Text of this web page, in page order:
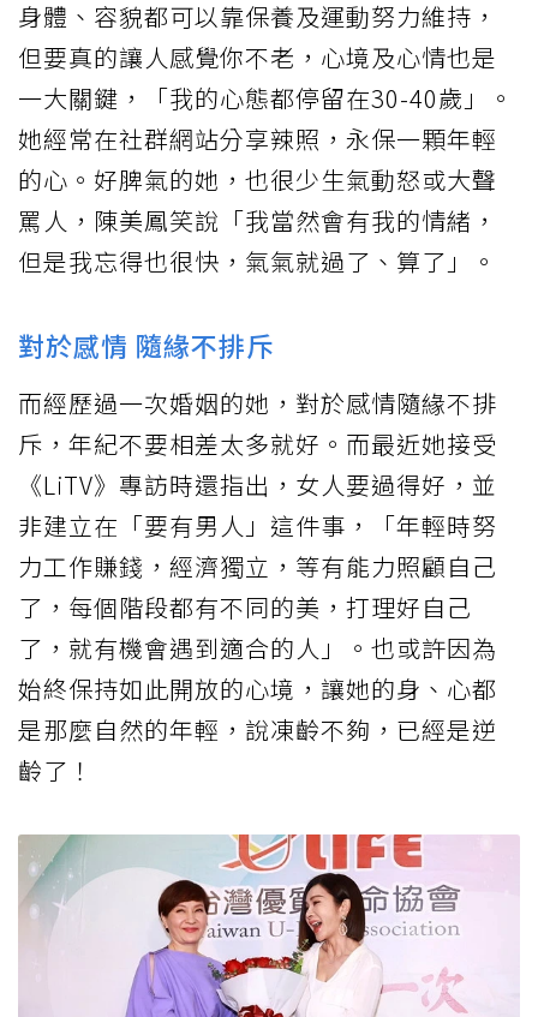
身體、容貌都可以靠保養及運動努力維持，
但要真的讓人感覺你不老，心境及心情也是
一大關鍵，「我的心態都停留在30-40歲」。
她經常在社群網站分享辣照，永保一顆年輕
的心。好脾氣的她，也很少生氣動怒或大聲
罵人，陳美鳳笑說「我當然會有我的情緒，
但是我忘得也很快，氣氣就過了、算了」。
對於感情 隨緣不排斥
而經歷過一次婚姻的她，對於感情隨緣不排
斥，年紀不要相差太多就好。而最近她接受
《LiTV》專訪時還指出，女人要過得好，並
非建立在「要有男人」這件事，「年輕時努
力工作賺錢，經濟獨立，等有能力照顧自己
了，每個階段都有不同的美，打理好自己
了，就有機會遇到適合的人」。也或許因為
始終保持如此開放的心境，讓她的身、心都
是那麼自然的年輕，說凍齡不夠，已經是逆
齡了！